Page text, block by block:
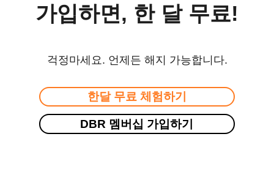
가입하면, 한 달 무료!
걱정마세요. 언제든 해지 가능합니다.
한달 무료 체험하기
DBR 멤버십 가입하기